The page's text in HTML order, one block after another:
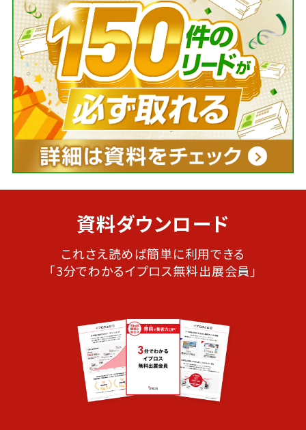
資料ダウンロード
これさえ読めば簡単に利用できる
「3分でわかるイプロス無料出展会員」